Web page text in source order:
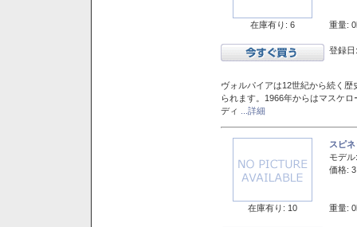
在庫有り: 6 重量:
登録
ヴォルパイアは12世紀から続く
られます。1966年からはマスケ
ディ
...詳細
在庫有り: 10
スピ
モデル:
価格:
重量: